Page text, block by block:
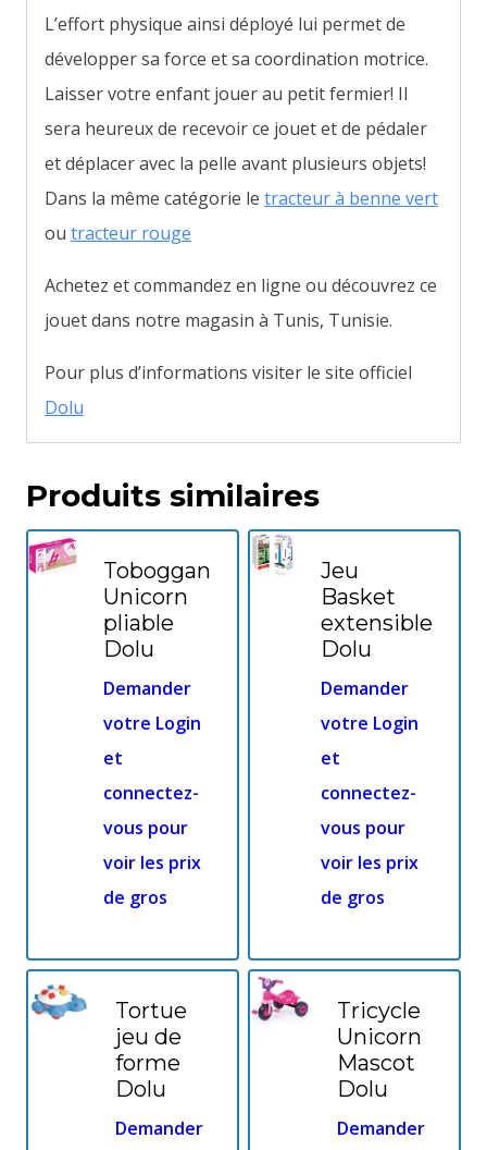
L’effort physique ainsi déployé lui permet de
développer sa force et sa coordination motrice.
Laisser votre enfant jouer au petit fermier! Il
sera heureux de recevoir ce jouet et de pédaler
et déplacer avec la pelle avant plusieurs objets!
Dans la même catégorie le tracteur à benne vert
ou tracteur rouge
Achetez et commandez en ligne ou découvrez ce
jouet dans notre magasin à Tunis, Tunisie.
Pour plus d’informations visiter le site officiel
Dolu
Produits similaires
Toboggan
Unicorn
pliable
Dolu
Demander
votre Login
et
connectez-
vous pour
voir les prix
de gros
Jeu
Basket
extensible
Dolu
Demander
votre Login
et
connectez-
vous pour
voir les prix
de gros
Tortue
jeu de
forme
Dolu
Demander
Tricycle
Unicorn
Mascot
Dolu
Demander